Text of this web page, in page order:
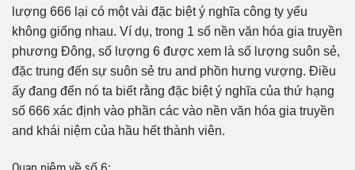
lượng 666 lại có một vài đặc biệt ý nghĩa công ty yếu
không giống nhau. Ví dụ, trong 1 số nền văn hóa gia truyền
phương Đông, số lượng 6 được xem là số lượng suôn sẻ,
đặc trung đến sự suôn sẻ tru and phồn hưng vượng. Điều
ấy đang đến nó ta biết rằng đặc biệt ý nghĩa của thứ hạng
số 666 xác định vào phần các vào nền văn hóa gia truyền
and khái niệm của hầu hết thành viên.